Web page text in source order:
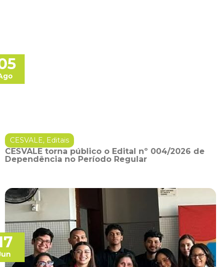
CESVALE, Editais
CESVALE torna público o Edital nº 004/2026 de
Dependência no Período Regular